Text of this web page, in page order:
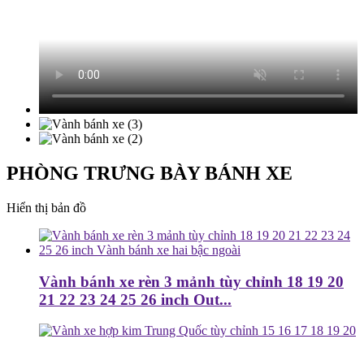
PHÒNG TRƯNG BÀY BÁNH XE
Hiển thị bản đồ
Vành bánh xe rèn 3 mảnh tùy chỉnh 18 19 20
21 22 23 24 25 26 inch Out...